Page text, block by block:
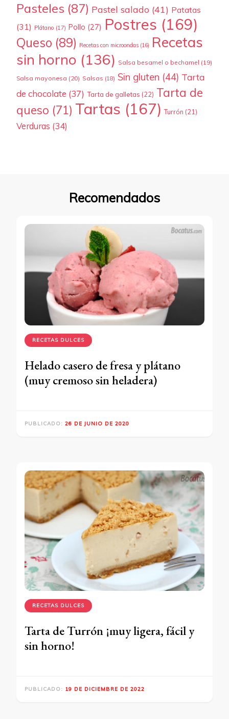
Pasteles (87) Pastel salado (41) Patatas
(31) Plátano (17) Pollo (27) Postres (169)
Queso (89) Recetas con microondas (16) Recetas
sin horno (136) Salsa besamel o bechamel (19)
Salsa mayonesa (20) Salsas (18) Sin gluten (44) Tarta
de chocolate (37) Tarta de galletas (22) Tarta de
queso (71) Tartas (167) Turrón (21)
Verduras (34)
Recomendados
RECETAS DULCES
Helado casero de fresa y plátano
(muy cremoso sin heladera)
PUBLICADO: 26 DE JUNIO DE 2020
RECETAS DULCES
Tarta de Turrón ¡muy ligera, fácil y
sin horno!
PUBLICADO: 19 DE DICIEMBRE DE 2022